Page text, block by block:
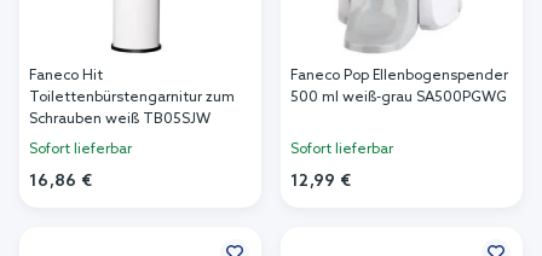
Faneco Hit
Toilettenbürstengarnitur zum
Schrauben weiß TB05SJW
Sofort lieferbar
16,86 €
Faneco Pop Ellenbogenspender
500 ml weiß-grau SA500PGWG
Sofort lieferbar
12,99 €